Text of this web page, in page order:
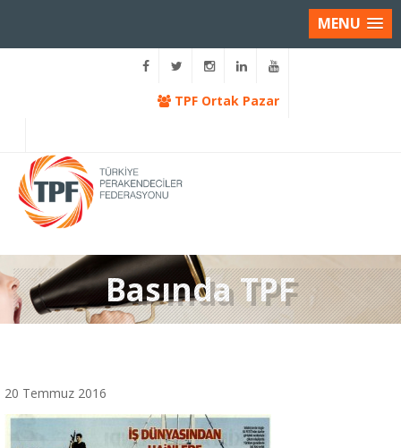
MENU
TPF Ortak Pazar
Basında TPF
20 Temmuz 2016